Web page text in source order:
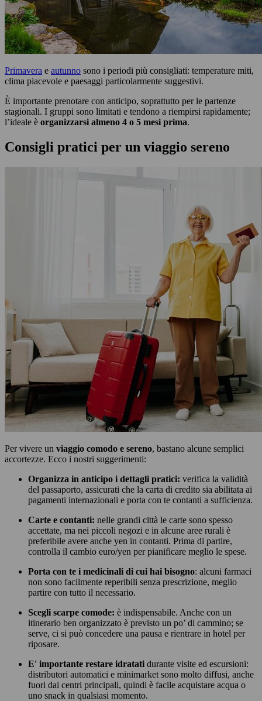
Primavera e autunno sono i periodi più consigliati: temperature miti,
clima piacevole e paesaggi particolarmente suggestivi.
È importante prenotare con anticipo, soprattutto per le partenze
stagionali. I gruppi sono limitati e tendono a riempirsi rapidamente;
l’ideale è organizzarsi almeno 4 o 5 mesi prima.
Consigli pratici per un viaggio sereno
Per vivere un viaggio comodo e sereno, bastano alcune semplici
accortezze. Ecco i nostri suggerimenti:
Organizza in anticipo i dettagli pratici: verifica la validità
del passaporto, assicurati che la carta di credito sia abilitata ai
pagamenti internazionali e porta con te contanti a sufficienza.
Carte e contanti: nelle grandi città le carte sono spesso
accettate, ma nei piccoli negozi e in alcune aree rurali è
preferibile avere anche yen in contanti. Prima di partire,
controlla il cambio euro/yen per pianificare meglio le spese.
Porta con te i medicinali di cui hai bisogno: alcuni farmaci
non sono facilmente reperibili senza prescrizione, meglio
partire con tutto il necessario.
Scegli scarpe comode: è indispensabile. Anche con un
itinerario ben organizzato è previsto un po’ di cammino; se
serve, ci si può concedere una pausa e rientrare in hotel per
riposare.
E' importante restare idratati durante visite ed escursioni:
distributori automatici e minimarket sono molto diffusi, anche
fuori dai centri principali, quindi è facile acquistare acqua o
uno snack in qualsiasi momento.